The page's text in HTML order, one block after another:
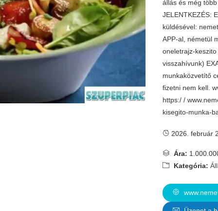
állás és még
JELENTKEZÉS:
küldésével:
APP-al, németül
oneletrajz-
visszahívunk)
munkaközvetítő
fizetni nem kell.
https:/ /
kisegito-munka-
2026. február
Ára:
Kategória: